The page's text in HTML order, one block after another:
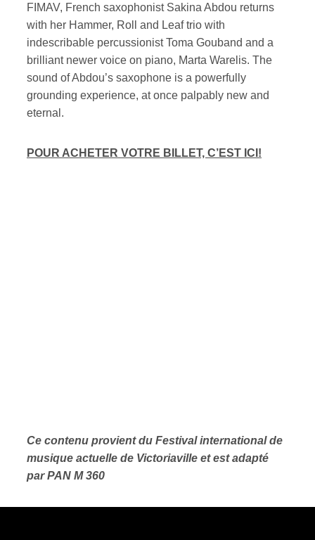
FIMAV, French saxophonist Sakina Abdou returns
with her Hammer, Roll and Leaf trio with
indescribable percussionist Toma Gouband and a
brilliant newer voice on piano, Marta Warelis. The
sound of Abdou’s saxophone is a powerfully
grounding experience, at once palpably new and
eternal.
POUR ACHETER VOTRE BILLET, C’EST ICI!
Ce contenu provient du Festival international de
musique actuelle de Victoriaville et est adapté
par PAN M 360